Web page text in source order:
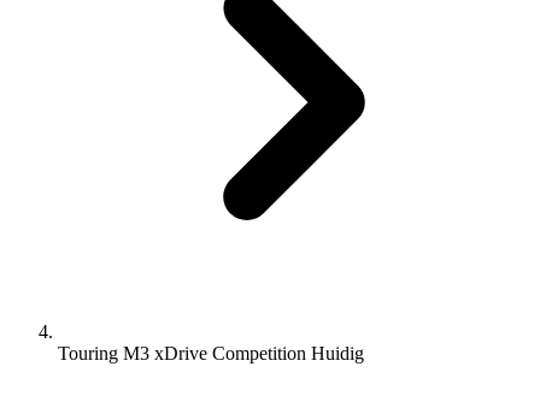
Touring M3 xDrive Competition Huidig